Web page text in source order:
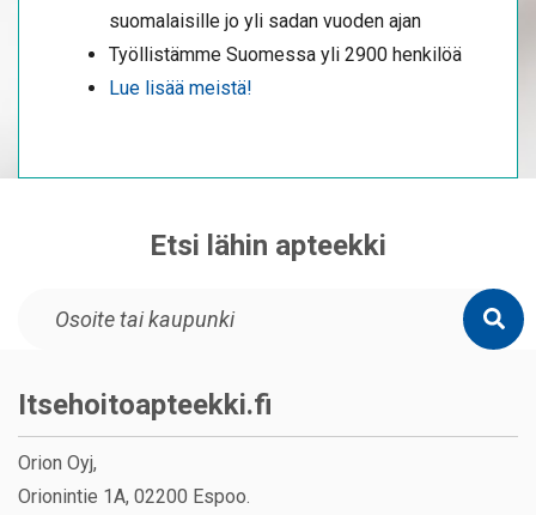
suomalaisille jo yli sadan vuoden ajan
Työllistämme Suomessa yli 2900 henkilöä
Lue lisää meistä!
Etsi lähin apteekki
Itsehoitoapteekki.fi
Orion Oyj,
Orionintie 1A, 02200 Espoo.